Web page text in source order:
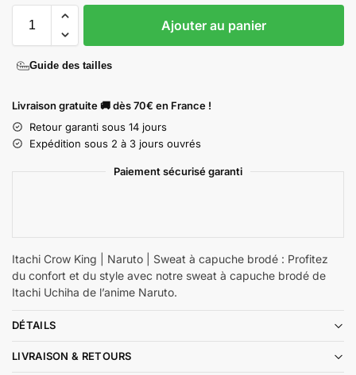
Ajouter au panier
Guide des tailles
Livraison gratuite 🚚 dès 70€ en France !
Retour garanti sous 14 jours
Expédition sous 2 à 3 jours ouvrés
Paiement sécurisé garanti
Itachi Crow King | Naruto | Sweat à capuche brodé : Profitez
du confort et du style avec notre sweat à capuche brodé de
Itachi Uchiha de l’anime Naruto.
DÉTAILS
LIVRAISON & RETOURS